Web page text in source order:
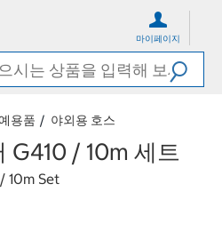
마이페이지
용품 야외용 호스
G410 / 10m 세트
10m Set